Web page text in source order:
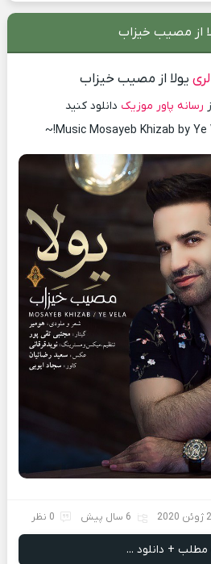
از مصیب خیزاب
یولا از مصیب خیزاب
رسانه پاور موزیک دانلود کنید
Music Mosayeb Khizab by Ye
6 سال پیش 0 نظر
مطلب + دانلود ...